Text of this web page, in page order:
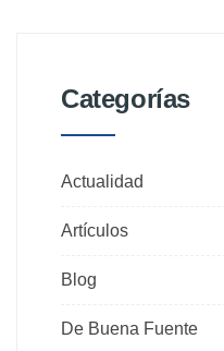
Categorías
Actualidad
Artículos
Blog
De Buena Fuente